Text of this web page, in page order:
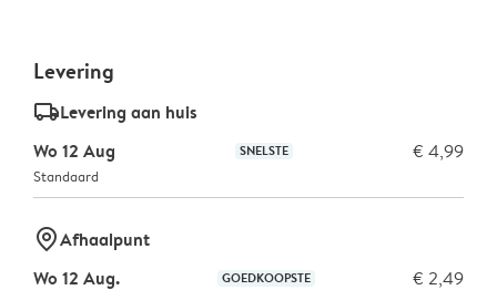
Levering
delivery_standard_v2Levering aan huis
Wo 12 Aug
SNELSTE € 4,99
Standaard
marker-pinAfhaalpunt
Wo 12 Aug.
GOEDKOOPSTE € 2,49